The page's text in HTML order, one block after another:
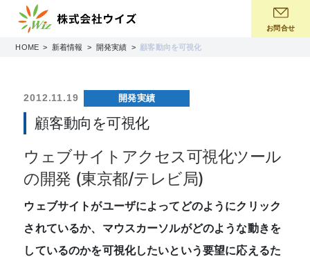
お問合せ
HOME 新着情報 開発実績 顧客動向を可視化
2012.11.19 開発実績
顧客動向を可視化
ウェブサイトアクセス可視化ツール
の開発 (東京都/テレビ局)
ウェブサイトがユーザによってどのようにクリック
されているか、マウスカーソルがどのような動きを
しているのかを可視化したいという要望に応えるた